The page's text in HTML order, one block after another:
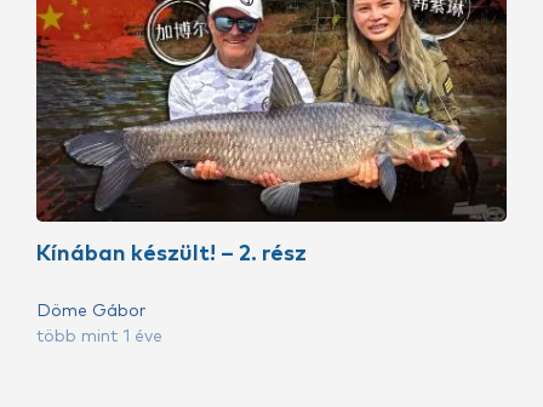
Kínában készült! – 2. rész
Döme Gábor
több mint 1 éve